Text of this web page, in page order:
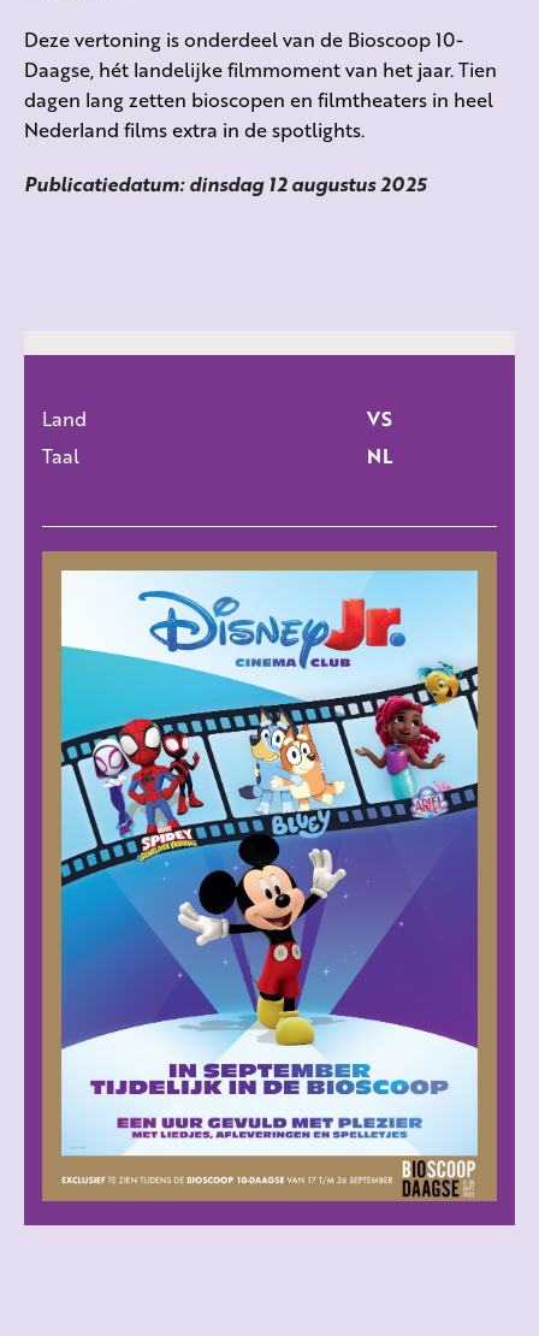
Deze vertoning is onderdeel van de Bioscoop 10-
Daagse, hét landelijke filmmoment van het jaar. Tien
dagen lang zetten bioscopen en filmtheaters in heel
Nederland films extra in de spotlights.
Publicatiedatum: dinsdag 12 augustus 2025
Land
VS
Taal
NL